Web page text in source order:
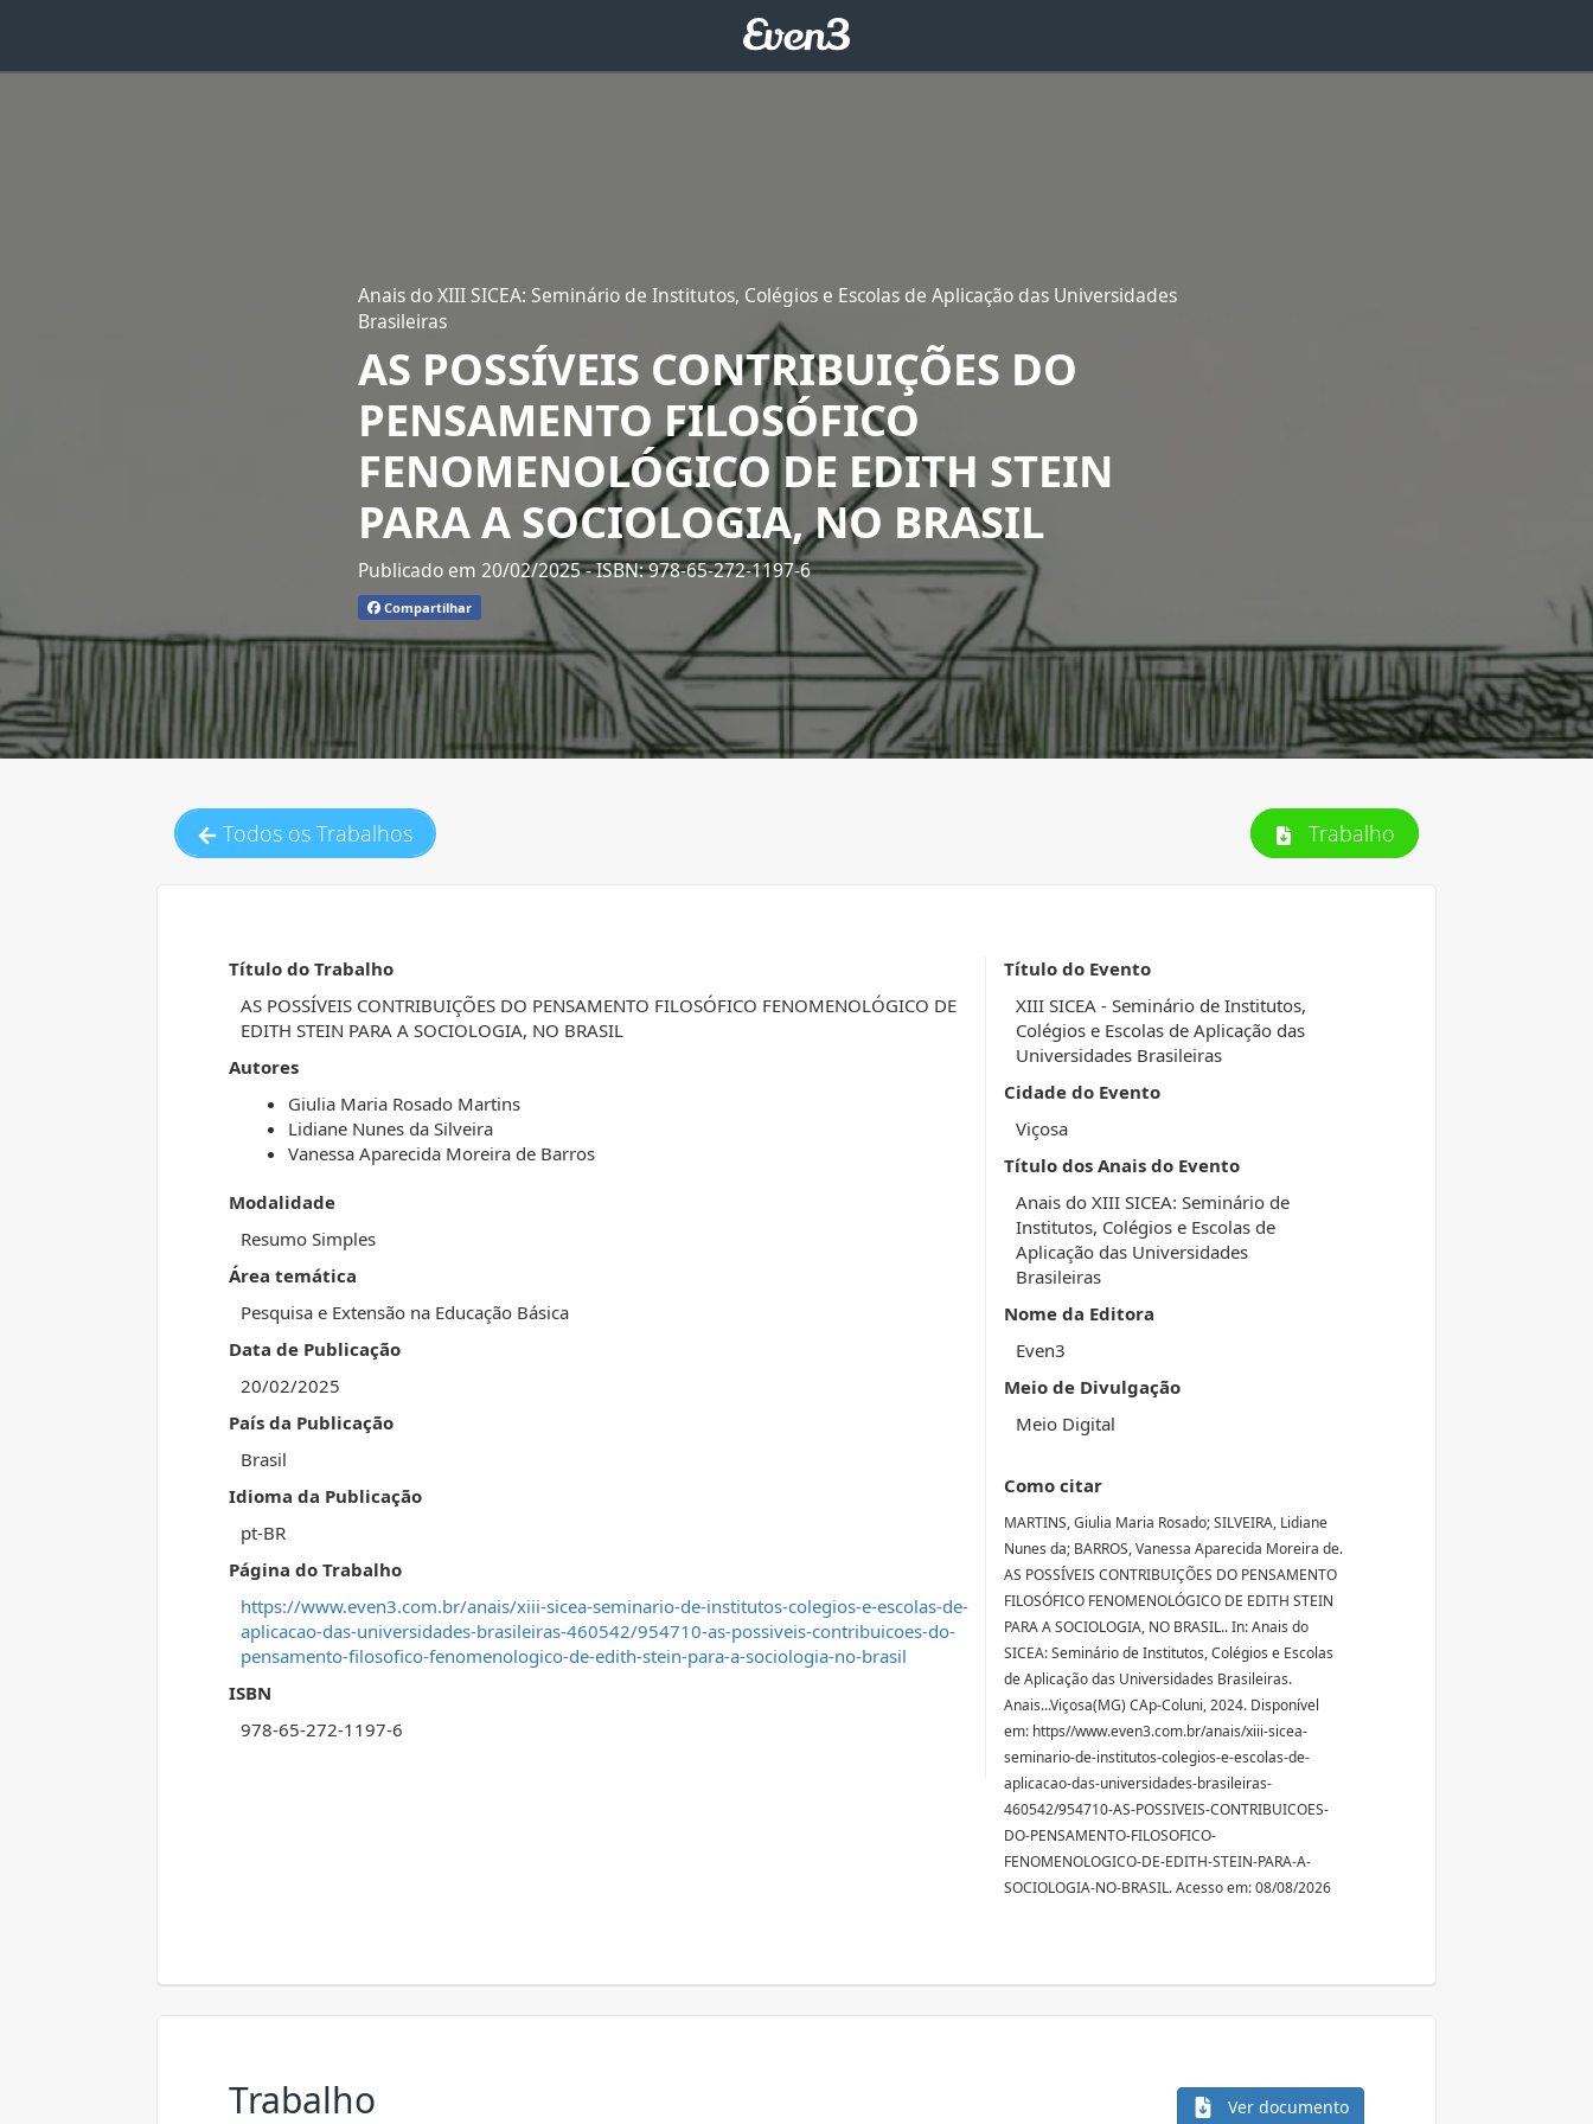
Anais do XIII SICEA: Seminário de Institutos, Colégios e Escolas de Aplicação das Universidades
Brasileiras
AS POSSÍVEIS CONTRIBUIÇÕES DO
PENSAMENTO FILOSÓFICO
FENOMENOLÓGICO DE EDITH STEIN
PARA A SOCIOLOGIA, NO BRASIL
Publicado em 20/02/2025- ISBN: 978-65-272-1197-6
Compartilhar
Todos os Trabalhos Trabalho
Título do Trabalho
AS POSSÍVEIS CONTRIBUIÇÕES DO PENSAMENTO FILOSÓFICO FENOMENOLÓGICO DE
EDITH STEIN PARA A SOCIOLOGIA, NO BRASIL
Autores
Giulia Maria Rosado Martins
Lidiane Nunes da Silveira
Vanessa Aparecida Moreira de Barros
Modalidade
Resumo Simples
Área temática
Pesquisa e Extensão na Educação Básica
Data de Publicação
20/02/2025
País da Publicação
Brasil
Idioma da Publicação
pt-BR
Página do Trabalho
https://www.even3.com.br/anais/xiii-sicea-seminario-de-institutos-colegios-e-escolas-de-
aplicacao-das-universidades-brasileiras-460542/954710-as-possiveis-contribuicoes-do-
pensamento-filosofico-fenomenologico-de-edith-stein-para-a-sociologia-no-brasil
ISBN
978-65-272-1197-6
Título do Evento
XIII SICEA - Seminário de Institutos,
Colégios e Escolas de Aplicação das
Universidades Brasileiras
Cidade do Evento
Viçosa
Título dos Anais do Evento
Anais do XIII SICEA: Seminário de
Institutos, Colégios e Escolas de
Aplicação das Universidades
Brasileiras
Nome da Editora
Even3
Meio de Divulgação
Meio Digital
Como citar
MARTINS, Giulia Maria Rosado; SILVEIRA, Lidiane
Nunes da; BARROS, Vanessa Aparecida Moreira de.
AS POSSÍVEIS CONTRIBUIÇÕES DO PENSAMENTO
FILOSÓFICO FENOMENOLÓGICO DE EDITH STEIN
PARA A SOCIOLOGIA, NO BRASIL.. In: Anais do
SICEA: Seminário de Institutos, Colégios e Escolas
de Aplicação das Universidades Brasileiras.
Anais...Viçosa(MG) CAp-Coluni, 2024. Disponível
em: https//www.even3.com.br/anais/xiii-sicea-
seminario-de-institutos-colegios-e-escolas-de-
aplicacao-das-universidades-brasileiras-
460542/954710-AS-POSSIVEIS-CONTRIBUICOES-
DO-PENSAMENTO-FILOSOFICO-
FENOMENOLOGICO-DE-EDITH-STEIN-PARA-A-
SOCIOLOGIA-NO-BRASIL. Acesso em: 08/08/2026
Trabalho Ver documento